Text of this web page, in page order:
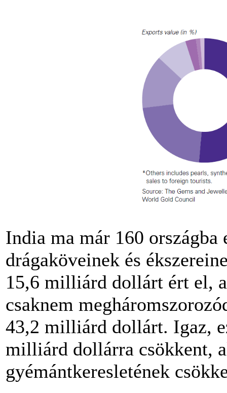
India ma már 160
drágaköveinek és
15,6 milliárd dollárt ért el,
csaknem
43,2 milliárd dollárt. Igaz,
milliárd dollárra csökkent,
gyémántkeresletének